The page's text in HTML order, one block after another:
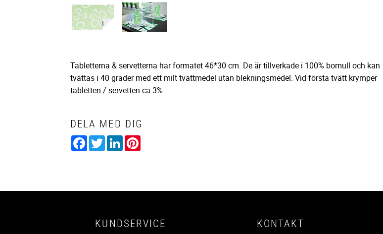
Tabletterna & servetterna har formatet 46*30 cm. De är tillverkade i 100% bomull och kan
tvättas i 40 grader med ett milt tvättmedel utan blekningsmedel. Vid första tvätt krymper
tabletten / servetten ca 3%.
DELA MED DIG
Facebook
TwitterLinkedIn
KUNDSERVICE KONTAKT